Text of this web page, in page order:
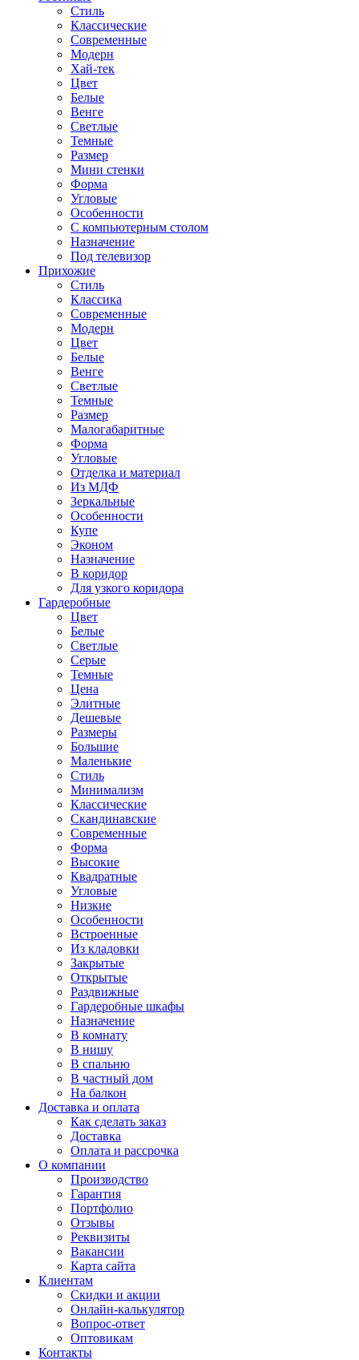
Стиль
Классические
Современные
Модерн
Хай-тек
Цвет
Белые
Венге
Светлые
Темные
Размер
Мини стенки
Форма
Угловые
Особенности
С компьютерным столом
Назначение
Под телевизор
Прихожие
Стиль
Классика
Современные
Модерн
Цвет
Белые
Венге
Светлые
Темные
Размер
Малогабаритные
Форма
Угловые
Отделка и материал
Из МДФ
Зеркальные
Особенности
Купе
Эконом
Назначение
В коридор
Для узкого коридора
Гардеробные
Цвет
Белые
Светлые
Серые
Темные
Цена
Элитные
Дешевые
Размеры
Большие
Маленькие
Стиль
Минимализм
Классические
Скандинавские
Современные
Форма
Высокие
Квадратные
Угловые
Низкие
Особенности
Встроенные
Из кладовки
Закрытые
Открытые
Раздвижные
Гардеробные шкафы
Назначение
В комнату
В нишу
В спальню
В частный дом
На балкон
Доставка и оплата
Как сделать заказ
Доставка
Оплата и рассрочка
О компании
Производство
Гарантия
Портфолио
Отзывы
Реквизиты
Вакансии
Карта сайта
Клиентам
Скидки и акции
Онлайн-калькулятор
Вопрос-ответ
Оптовикам
Контакты